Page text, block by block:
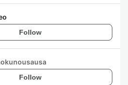
Follow
Follow